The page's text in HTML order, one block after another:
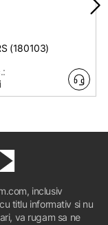
(180103)
inclusiv
titlu informativ si nu
va rugam sa ne